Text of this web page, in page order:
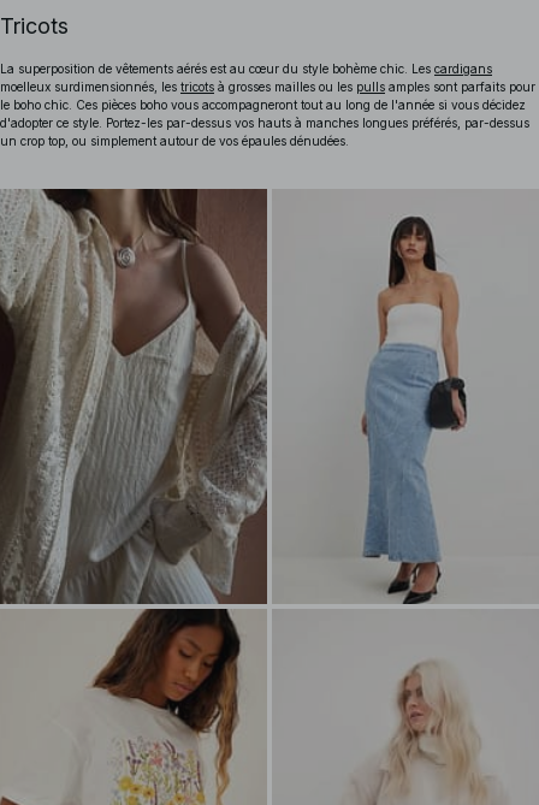
Tricots
La superposition de vêtements aérés est au cœur du style bohème chic. Les cardigans
moelleux surdimensionnés, les tricots à grosses mailles ou les pulls amples sont parfaits pour
le boho chic. Ces pièces boho vous accompagneront tout au long de l'année si vous décidez
d'adopter ce style. Portez-les par-dessus vos hauts à manches longues préférés, par-dessus
un crop top, ou simplement autour de vos épaules dénudées.